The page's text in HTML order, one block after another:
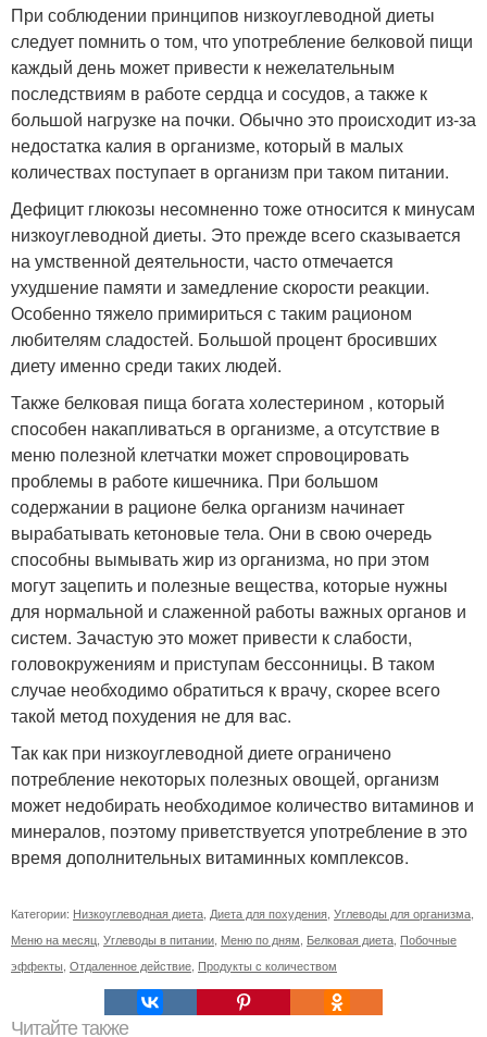
При соблюдении принципов низкоуглеводной диеты
следует помнить о том, что употребление белковой пищи
каждый день может привести к нежелательным
последствиям в работе сердца и сосудов, а также к
большой нагрузке на почки. Обычно это происходит из-за
недостатка калия в организме, который в малых
количествах поступает в организм при таком питании.
Дефицит глюкозы несомненно тоже относится к минусам
низкоуглеводной диеты. Это прежде всего сказывается
на умственной деятельности, часто отмечается
ухудшение памяти и замедление скорости реакции.
Особенно тяжело примириться с таким рационом
любителям сладостей. Большой процент бросивших
диету именно среди таких людей.
Также белковая пища богата холестерином , который
способен накапливаться в организме, а отсутствие в
меню полезной клетчатки может спровоцировать
проблемы в работе кишечника. При большом
содержании в рационе белка организм начинает
вырабатывать кетоновые тела. Они в свою очередь
способны вымывать жир из организма, но при этом
могут зацепить и полезные вещества, которые нужны
для нормальной и слаженной работы важных органов и
систем. Зачастую это может привести к слабости,
головокружениям и приступам бессонницы. В таком
случае необходимо обратиться к врачу, скорее всего
такой метод похудения не для вас.
Так как при низкоуглеводной диете ограничено
потребление некоторых полезных овощей, организм
может недобирать необходимое количество витаминов и
минералов, поэтому приветствуется употребление в это
время дополнительных витаминных комплексов.
Категории: Низкоуглеводная диета Диета для похудения Углеводы для организма
Меню на месяц Углеводы в питании Меню по дням Белковая диета Побочные
эффекты Отдаленное действие Продукты с количеством
Читайте также